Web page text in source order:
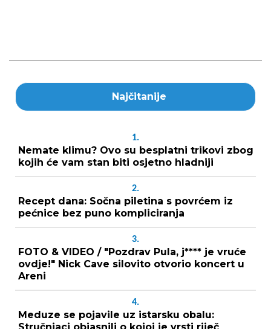
Najčitanije
1.
Nemate klimu? Ovo su besplatni trikovi zbog
kojih će vam stan biti osjetno hladniji
2.
Recept dana: Sočna piletina s povrćem iz
pećnice bez puno kompliciranja
3.
FOTO & VIDEO / "Pozdrav Pula, j**** je vruće
ovdje!" Nick Cave silovito otvorio koncert u
Areni
4.
Meduze se pojavile uz istarsku obalu: